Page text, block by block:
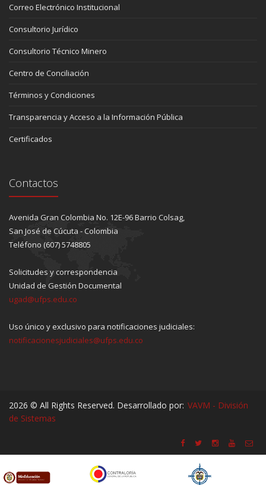
Correo Electrónico Institucional
Consultorio Jurídico
Consultorio Técnico Minero
Centro de Conciliación
Términos y Condiciones
Transparencia y Acceso a la Información Pública
Certificados
Contactos
Avenida Gran Colombia No. 12E-96 Barrio Colsag,
San José de Cúcuta - Colombia
Teléfono (607) 5748805
Solicitudes y correspondencia
Unidad de Gestión Documental
ugad@ufps.edu.co
Uso único y exclusivo para notificaciones judiciales:
notificacionesjudiciales@ufps.edu.co
2026 © All Rights Reserved. Desarrollado por: VAVM - División
de Sistemas